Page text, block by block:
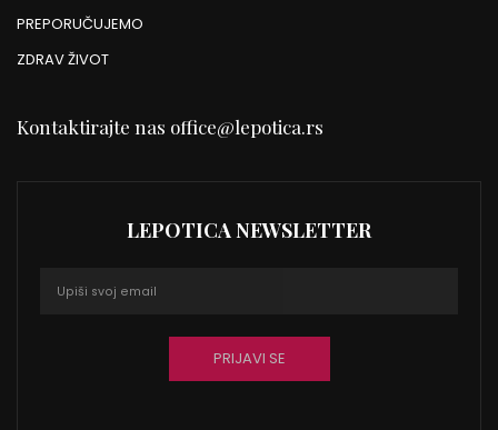
PREPORUČUJEMO
ZDRAV ŽIVOT
Kontaktirajte nas office@lepotica.rs
LEPOTICA NEWSLETTER